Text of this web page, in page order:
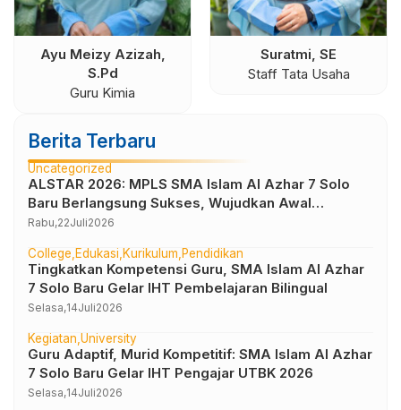
Ayu Meizy Azizah,
S.Pd
Guru Kimia
Suratmi, SE
Staff Tata Usaha
Berita Terbaru
Uncategorized
ALSTAR 2026: MPLS SMA Islam Al Azhar 7 Solo
Baru Berlangsung Sukses, Wujudkan Awal
Perjalanan Peserta Didik yang Berkarakter
Rabu,22Juli2026
College Edukasi Kurikulum Pendidikan
Tingkatkan Kompetensi Guru, SMA Islam Al Azhar
7 Solo Baru Gelar IHT Pembelajaran Bilingual
Selasa,14Juli2026
Kegiatan University
Guru Adaptif, Murid Kompetitif: SMA Islam Al Azhar
7 Solo Baru Gelar IHT Pengajar UTBK 2026
Selasa,14Juli2026